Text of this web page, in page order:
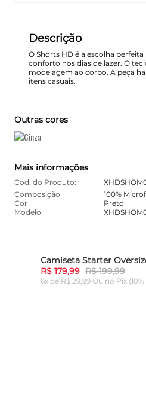
Descrição
O Shorts HD é a escolha
conforto nos dias de lazer. O
modelagem ao corpo. A peça
itens casuais.
Outras cores
Mais informações
Cod. do Produto:
Composição
100%
Cor
Preto
Modelo
Camiseta Starter
R$ 179,99 R$ 199,99
6x de R$ 29,99 Ou no Pix